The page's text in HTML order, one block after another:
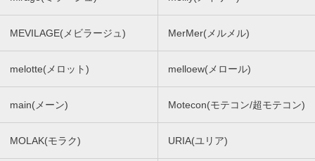
MEVILAGE(メビラージュ) MerMer(メルメル)
melotte(メロット) melloew(メロール)
main(メーン) Motecon(モテコン/超モテコン)
MOLAK(モラク) URIA(ユリア)